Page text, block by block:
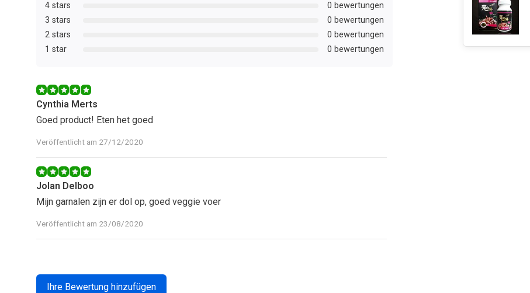
4 stars
0 bewertungen
3 stars
0 bewertungen
2 stars
0 bewertungen
1 star
0 bewertungen
Cynthia Merts
Goed product! Eten het goed
Veröffentlicht am 27/12/2020
Jolan Delboo
Mijn garnalen zijn er dol op, goed veggie voer
Veröffentlicht am 23/08/2020
Ihre Bewertung hinzufügen